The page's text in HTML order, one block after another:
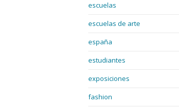
escuelas
escuelas de arte
españa
estudiantes
exposiciones
fashion